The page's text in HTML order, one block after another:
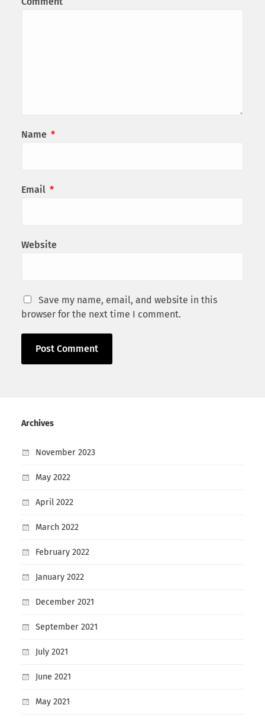
Name *
Email *
Website
Save my name, email, and website in this
browser for the next time I comment.
Archives
November 2023
May 2022
April 2022
March 2022
February 2022
January 2022
December 2021
September 2021
July 2021
June 2021
May 2021